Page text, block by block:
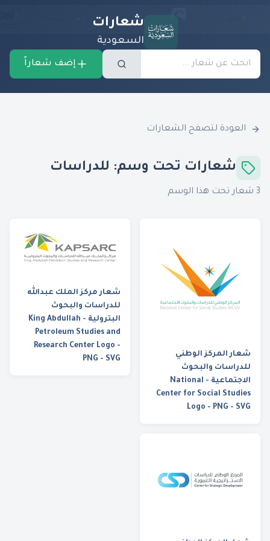
شعارات
السعودية
إضف شعاراً
العودة لتصفح الشعارات
شعارات تحت وسم: للدراسات
3 شعار تحت هذا الوسم
شعار المركز الوطني
للدراسات والبحوث
الاجتماعية - National
Center for Social Studies
Logo - PNG - SVG
شعار مركز الملك عبدالله
للدراسات والبحوث
البترولية - King Abdullah
Petroleum Studies and
Research Center Logo -
PNG - SVG